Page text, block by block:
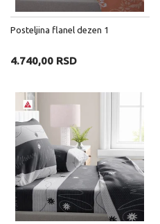
Posteljina flanel dezen 1
4.740,00 RSD